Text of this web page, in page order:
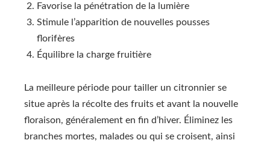
Favorise la pénétration de la lumière
Stimule l’apparition de nouvelles pousses
florifères
Équilibre la charge fruitière
La meilleure période pour tailler un citronnier se
situe après la récolte des fruits et avant la nouvelle
floraison, généralement en fin d’hiver. Éliminez les
branches mortes, malades ou qui se croisent, ainsi